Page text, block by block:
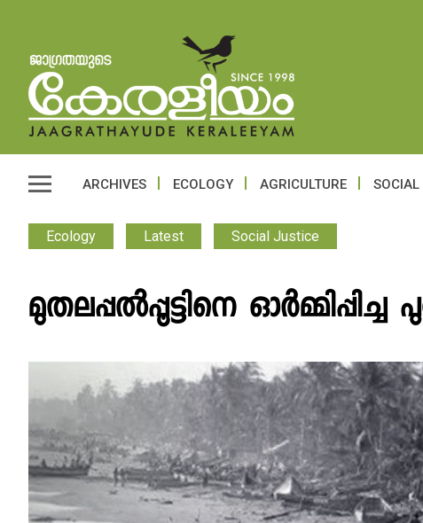
ARCHIVES ECOLOGY AGRICULTURE SOCIAL
Ecology Latest Social Justice
മുതലപ്പൽപ്പൂട്ടിനെ